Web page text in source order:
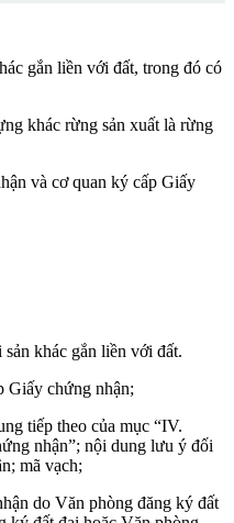
gắn liền với đất, trong đó có
khác rừng sản xuất là rừng
và cơ quan ký cấp Giấy
khác gắn liền với đất.
Giấy chứng nhận;
tiếp theo của mục “IV.
nhận”; nội dung lưu ý đối
mã vạch;
do Văn phòng đăng ký đất